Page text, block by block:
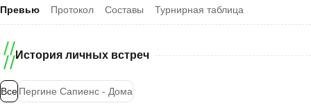
Превью Протокол Составы Турнирная таблица
История личных встреч
ВсеПергине Сапиенс - Дома